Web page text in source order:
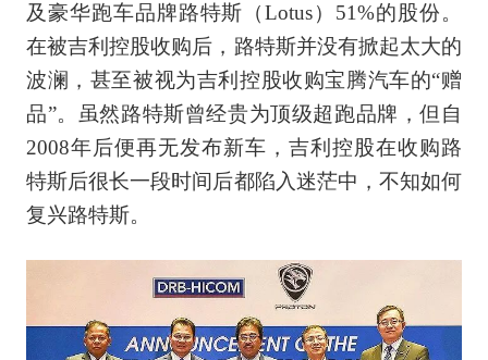
及豪华跑车品牌路特斯（Lotus）51%的股份。
在被吉利控股收购后，路特斯并没有掀起太大的
波澜，甚至被视为吉利控股收购宝腾汽车的“赠
品”。虽然路特斯曾经贵为顶级超跑品牌，但自
2008年后便再无发布新车，吉利控股在收购路
特斯后很长一段时间后都陷入迷茫中，不知如何
复兴路特斯。